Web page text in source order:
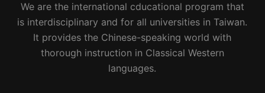
We are the international cducational program that
is interdisciplinary and for all universities in Taiwan.
It provides the Chinese-speaking world with
thorough instruction in Classical Western
languages.